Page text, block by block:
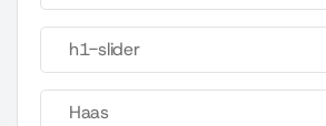
h1-slider
Haas